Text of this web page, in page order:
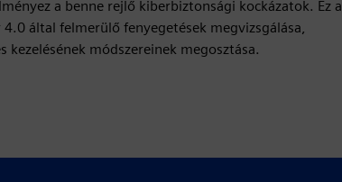
a benne rejlő kiberbiztonsági kockázatok. Ez a
által felmerülő fenyegetések megvizsgálása,
módszereinek megosztása.